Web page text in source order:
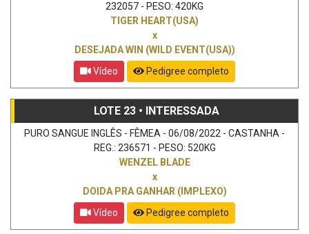
232057 - PESO: 420KG
TIGER HEART(USA)
x
DESEJADA WIN (WILD EVENT(USA))
Vídeo
Pedigree completo
LOTE 23 • INTERESSADA
PURO SANGUE INGLÊS - FÊMEA - 06/08/2022 - CASTANHA -
REG.: 236571 - PESO: 520KG
WENZEL BLADE
x
DOIDA PRA GANHAR (IMPLEXO)
Vídeo
Pedigree completo